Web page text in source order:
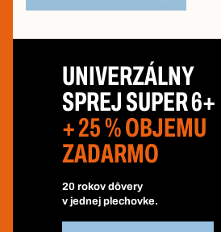
UNIVERZÁLNY
SPREJ SUPER 6+
+ 25 % OBJEMU
ZADARMO
20 rokov dôvery
v jednej plechovke.